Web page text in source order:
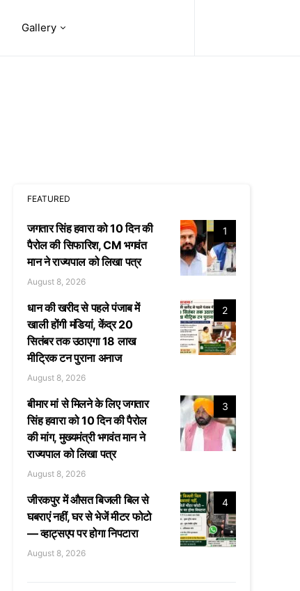
Gallery
FEATURED
1
जगतार सिंह हवारा को 10 दिन की
पैरोल की सिफारिश, CM भगवंत
मान ने राज्यपाल को लिखा पत्र
August 8, 2026
2
धान की खरीद से पहले पंजाब में
खाली होंगी मंडियां, केंद्र 20
सितंबर तक उठाएगा 18 लाख
मीट्रिक टन पुराना अनाज
August 8, 2026
3
बीमार मां से मिलने के लिए जगतार
सिंह हवारा को 10 दिन की पैरोल
की मांग, मुख्यमंत्री भगवंत मान ने
राज्यपाल को लिखा पत्र
August 8, 2026
4
जीरकपुर में औसत बिजली बिल से
घबराएं नहीं, घर से भेजें मीटर फोटो
— व्हाट्सएप पर होगा निपटारा
August 8, 2026